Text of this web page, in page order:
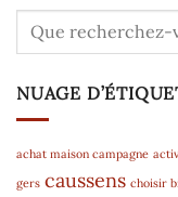
NUAGE
achat maison campagne
gers caussens choisir